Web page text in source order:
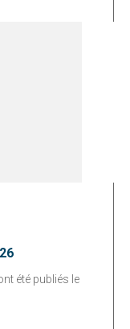
été publiés le